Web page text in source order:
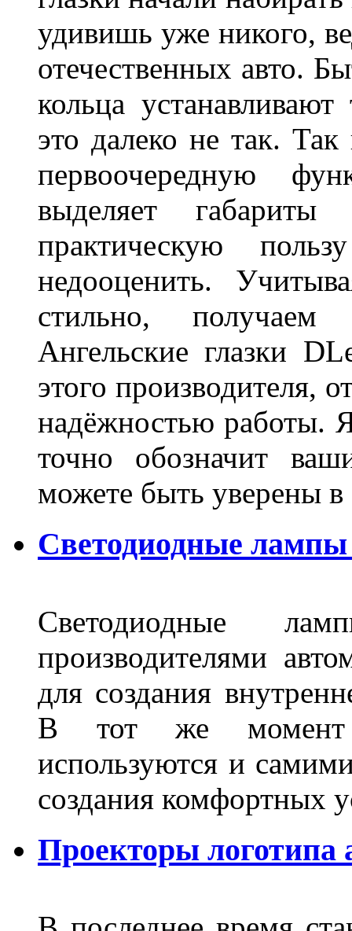
удивишь уже никого,
отечественных авто.
кольца
это далеко не так. Так
первоочередную
выделяет
практическую
недооценить.
стильно,
Ангельские глазки
этого производителя,
надёжностью работы.
точно обозначит
можете быть уверены
Светодиодные
Светодиодные
производителями
для создания
В тот же момент
используются и
создания комфортных
Проекторы логотипа